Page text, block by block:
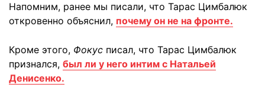
Напомним, ранее мы писали, что Тарас Цимбалюк
откровенно объяснил, почему он не на фронте.
Кроме этого, Фокус писал, что Тарас Цимбалюк
признался, был ли у него интим с Натальей
Денисенко.